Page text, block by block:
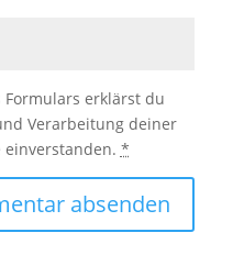
erklärst du
Verarbeitung deiner
einverstanden. *